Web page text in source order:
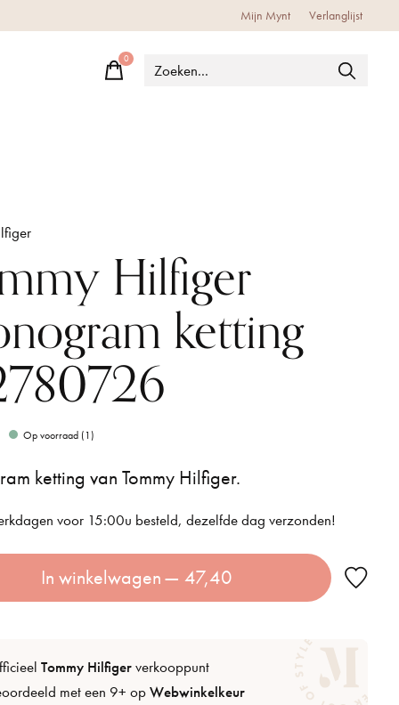
Mijn Mynt Verlanglijst
0items
Hilfiger
ketting
Op voorraad (1)
ketting van Tommy Hilfiger.
voor 15:00u besteld, dezelfde dag verzonden!
In winkelwagen — 47,40
Tommy Hilfigerverkooppunt
met een 9+ opWebwinkelkeur